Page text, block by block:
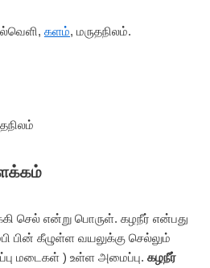
களம், மருதநிலம்.
செல் என்று பொருள். கழநீர் என்பது
பின் கீழுள்ள வயலுக்கு செல்லும்
மடைகள் ) உள்ள அமைப்பு. கழநீர்